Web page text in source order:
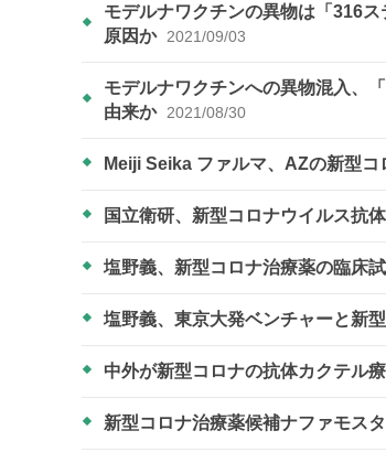
モデルナワクチンの異物は「316
原因か 2021/09/03
モデルナワクチンへの異物混入、
由来か 2021/08/30
Meiji Seika ファルマ、AZの新型
国立衛研、新型コロナウイルス抗
塩野義、新型コロナ治療薬の臨床
塩野義、東京大発ベンチャーと新
中外が新型コロナの抗体カクテル
新型コロナ治療薬候補ナファモス